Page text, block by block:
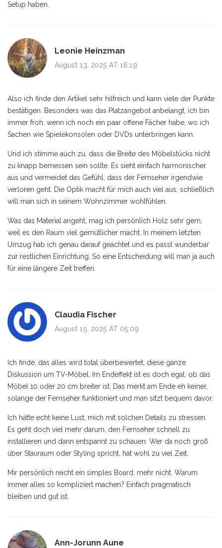
Setup haben.
Leonie Heinzman
August 13, 2025 AT 18:19
Also ich finde den Artikel sehr hilfreich und kann viele der Punkte
bestätigen. Besonders was das Platzangebot anbelangt, ich bin
immer froh, wenn ich noch ein paar offene Fächer habe, wo ich
Sachen wie Spielekonsolen oder DVDs unterbringen kann.
Und ich stimme auch zu, dass die Breite des Möbelstücks nicht
zu knapp bemessen sein sollte. Es sieht einfach harmonischer
aus und vermeidet das Gefühl, dass der Fernseher irgendwie
verloren geht. Die Optik macht für mich auch viel aus, schließlich
will man sich in seinem Wohnzimmer wohlfühlen.
Was das Material angeht, mag ich persönlich Holz sehr gern,
weil es den Raum viel gemütlicher macht. In meinem letzten
Umzug hab ich genau darauf geachtet und es passt wunderbar
zur restlichen Einrichtung. So eine Entscheidung will man ja auch
für eine längere Zeit treffen.
Claudia Fischer
August 15, 2025 AT 05:09
Ich finde, das alles wird total überbewertet, diese ganze
Diskussion um TV-Möbel. Im Endeffekt ist es doch egal, ob das
Möbel 10 oder 20 cm breiter ist. Das merkt am Ende eh keiner,
solange der Fernseher funktioniert und man sitzt bequem davor.
Ich hätte echt keine Lust, mich mit solchen Details zu stressen.
Es geht doch viel mehr darum, den Fernseher schnell zu
installieren und dann entspannt zu schauen. Wer da noch groß
über Stauraum oder Styling spricht, hat wohl zu viel Zeit.
Mir persönlich reicht ein simples Board, mehr nicht. Warum
immer alles so kompliziert machen? Einfach pragmatisch
bleiben und gut ist.
Ann-Jorunn Aune